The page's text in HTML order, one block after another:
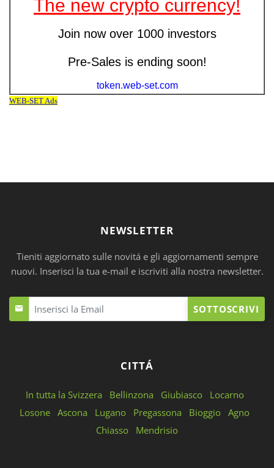
NEWSLETTER
Tieniti aggiornato sulle novitá e gli aggiornamenti sempre
nuovi. Inserisci la tua e-mail e iscriviti alla nostra newsletter.
SOTTOSCRIVI
CITTÁ
In tutta la Svizzera Bellinzona Giubiasco
Locarno
Losone Ascona Lugano Pregassona Bioggio Agno
Chiasso
Mendrisio